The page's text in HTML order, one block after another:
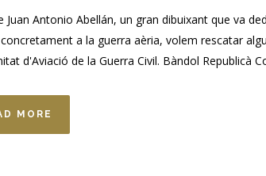
Juan Antonio Abellán, un gran dibuixant que va
concretament a la guerra aèria, volem rescatar
d'Aviació de la Guerra Civil. Bàndol Republicà
MORE